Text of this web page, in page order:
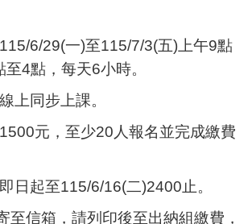
6/29(一)至115/7/3(五)上午9點
4點，每天6小時。
上同步上課。
元，至少20人報名並完成繳費
日起至115/6/16(二)2400止。
至信箱，請列印後至出納組繳費，